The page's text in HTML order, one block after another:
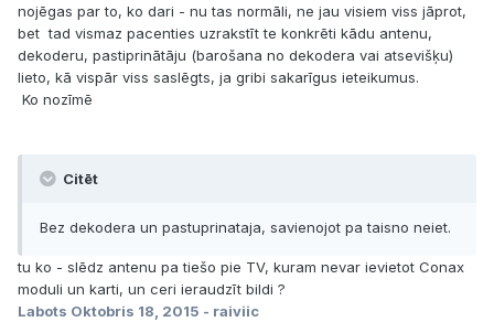
nojēgas par to, ko dari - nu tas normāli, ne jau visiem viss jāprot,
bet tad vismaz pacenties uzrakstīt te konkrēti kādu antenu,
dekoderu, pastiprinātāju (barošana no dekodera vai atsevišķu)
lieto, kā vispār viss saslēgts, ja gribi sakarīgus ieteikumus.
Ko nozīmē
Citēt
Bez dekodera un pastuprinataja, savienojot pa taisno neiet.
tu ko - slēdz antenu pa tiešo pie TV, kuram nevar ievietot Conax
moduli un karti, un ceri ieraudzīt bildi ?
Labots Oktobris 18, 2015 - raiviic